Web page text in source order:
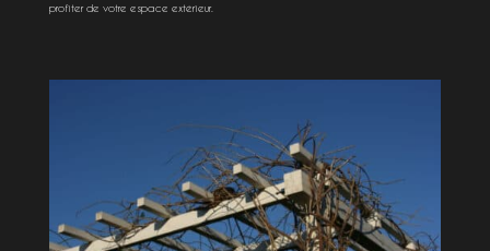
profiter de votre espace extérieur.